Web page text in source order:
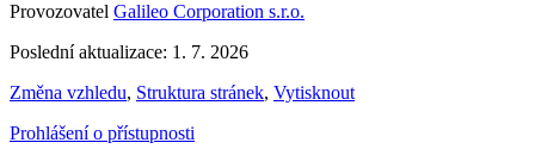
Provozovatel Galileo Corporation s.r.o.
Poslední aktualizace: 1. 7. 2026
Změna vzhledu, Struktura stránek, Vytisknout
Prohlášení o přístupnosti